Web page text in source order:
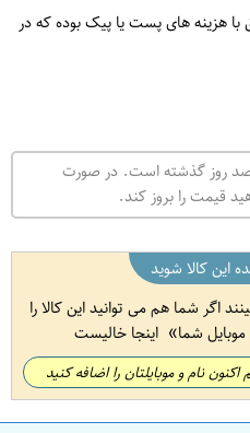
با هزینه های پست یا پیک بوده که در
صد روز گذشته است. در صورت
قیمت را بروز کند.
این کالا شوید
اگر شما هم می توانید این کالا را
شما اینجا خالیست
اکنون نام و موبایلتان را اضافه کنید